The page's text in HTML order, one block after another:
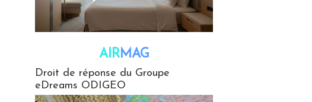
AIRMAG
Droit de réponse du Groupe
eDreams ODIGEO